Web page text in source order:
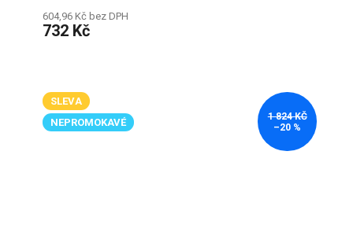
604,96 Kč bez DPH
732 Kč
SLEVA
NEPROMOKAVÉ
1 824 KČ
–20 %